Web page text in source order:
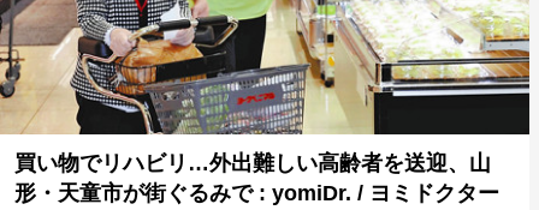
買い物でリハビリ…外出難しい高齢者を送迎、山
形・天童市が街ぐるみで : yomiDr. / ヨミドクター